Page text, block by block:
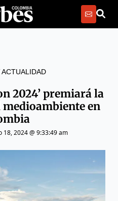
ACTUALIDAD
2024’ premiará la
en
18, 2024 @ 9:33:49 am